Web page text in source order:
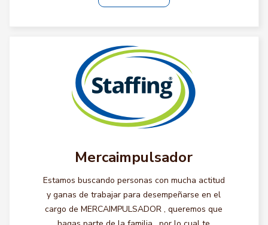
Mercaimpulsador
Estamos buscando personas con mucha actitud
y ganas de trabajar para desempeñarse en el
cargo de MERCAIMPULSADOR , queremos que